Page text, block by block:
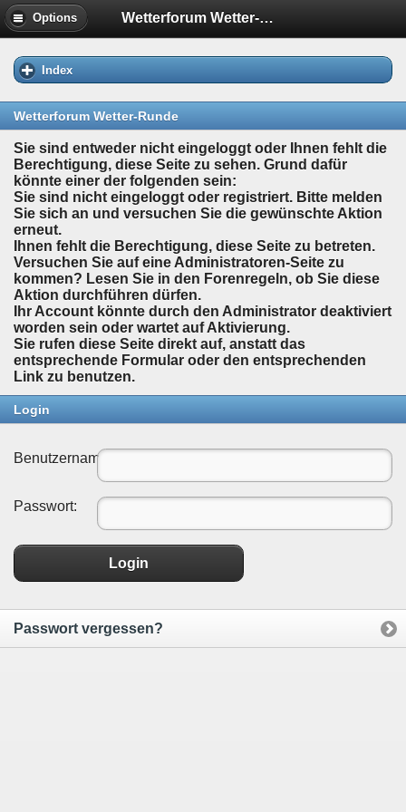
Options Wetterforum Wetter-Runde
Index
Wetterforum Wetter-Runde
Sie sind entweder nicht eingeloggt oder Ihnen fehlt die
Berechtigung, diese Seite zu sehen. Grund dafür
könnte einer der folgenden sein:
Sie sind nicht eingeloggt oder registriert. Bitte melden
Sie sich an und versuchen Sie die gewünschte Aktion
erneut.
Ihnen fehlt die Berechtigung, diese Seite zu betreten.
Versuchen Sie auf eine Administratoren-Seite zu
kommen? Lesen Sie in den Forenregeln, ob Sie diese
Aktion durchführen dürfen.
Ihr Account könnte durch den Administrator deaktiviert
worden sein oder wartet auf Aktivierung.
Sie rufen diese Seite direkt auf, anstatt das
entsprechende Formular oder den entsprechenden
Link zu benutzen.
Login
Benutzername:
Passwort:
Login
Passwort vergessen?